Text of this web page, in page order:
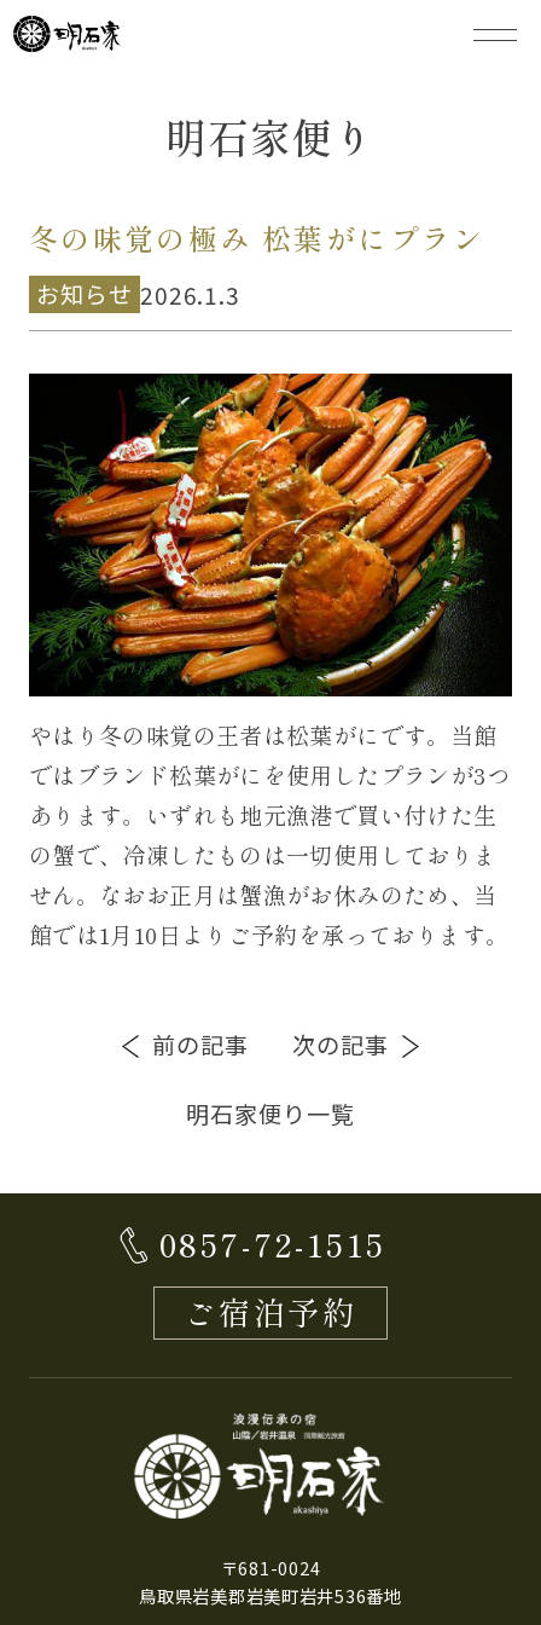
明石家便り
冬の味覚の極み 松葉がにプラン
お知らせ 2026.1.3
やはり冬の味覚の王者は松葉がにです。当館
ではブランド松葉がにを使用したプランが3つ
あります。いずれも地元漁港で買い付けた生
の蟹で、冷凍したものは一切使用しておりま
せん。なおお正月は蟹漁がお休みのため、当
館では1月10日よりご予約を承っております。
前の記事 次の記事
明石家便り一覧
0857-72-1515
ご宿泊予約
〒681-0024
鳥取県岩美郡岩美町岩井536番地